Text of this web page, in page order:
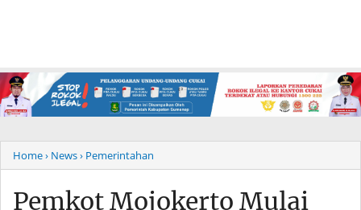
Home› News› Pemerintahan
Pemkot Mojokerto Mulai